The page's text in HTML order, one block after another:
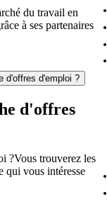
du travail en
à ses partenaires
d'offres d'emploi ?
d'offres
?Vous trouverez les
qui vous intéresse